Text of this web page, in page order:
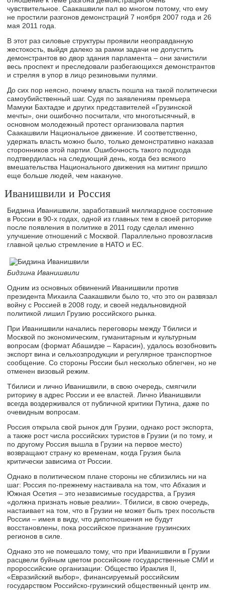
чувствительное. Саакашвили пал во многом потому, что ему
не простили разгонов демонстраций 7 ноября 2007 года и 26
мая 2011 года.
В этот раз силовые структуры проявили неоправданную
жестокость, выйдя далеко за рамки задачи не допустить
демонстрантов во двор здания парламента – они зачистили
весь проспект и преследовали разбегающихся демонстрантов
и стреляя в упор в лицо резиновыми пулями.
До сих пор неясно, почему власть пошла на такой политически
самоубийственный шаг. Судя по заявлениям премьера
Мамуки Бахтадзе и других представителей «Грузинской
мечты», они ошибочно посчитали, что многотысячный, в
основном молодежный протест организовала партия
Саакашвили Национальное движение. И соответственно,
удержать власть можно было, только демонстративно наказав
сторонников этой партии. Ошибочность такого подхода
подтвердилась на следующий день, когда без всякого
вмешательства Национального движения на митинг пришло
еще больше людей, чем накануне.
Иванишвили и Россия
Бидзина Иванишвили, заработавший миллиардное состояние
в России в 90-х годах, одной из главных тем в своей риторике
после появления в политике в 2011 году сделал именно
улучшение отношений с Москвой. Параллельно провозгласив
главной целью стремление в НАТО и ЕС.
Бидзина Иванишвили
Одним из основных обвинений Иванишвили против
президента Михаила Саакашвили было то, что это он развязал
войну с Россией в 2008 году, и своей недальновидной
политикой лишил Грузию российского рынка.
При Иванишвили начались переговоры между Тбилиси и
Москвой по экономическим, гуманитарным и культурным
вопросам (формат Абашидзе – Карасин), удалось возобновить
экспорт вина и сельхозпродукции и регулярное транспортное
сообщение. Со стороны России был несколько облегчен, но не
отменен визовый режим.
Тбилиси и лично Иванишвили, в свою очередь, смягчили
риторику в адрес России и ее властей. Лично Иванишвили
всегда воздерживался от публичной критики Путина, даже по
очевидным вопросам.
Россия открыла свой рынок для Грузии, однако рост экспорта,
а также рост числа российских туристов в Грузии (и по тому, и
по другому Россия вышла в Грузии на первое место)
возвращают страну ко временам, когда Грузия была
критически зависима от России.
Однако в политическом плане стороны не сблизились ни на
шаг: Россия по-прежнему настаивала на том, что Абхазия и
Южная Осетия – это независимые государства, а Грузия
«должна признать новые реалии». Тбилиси, в свою очередь,
настаивает на том, что в Грузии не может быть трех посольств
России – имея в виду, что дипотношения не будут
восстановлены, пока российское признание грузинских
регионов в силе.
Однако это не помешало тому, что при Иванишвили в Грузии
расцвели буйным цветом российские государственные СМИ и
пророссийские организации: Общество Ираклия II,
«Евразийский выбор», финансируемый российским
государством Российско-грузинский общественный центр им.